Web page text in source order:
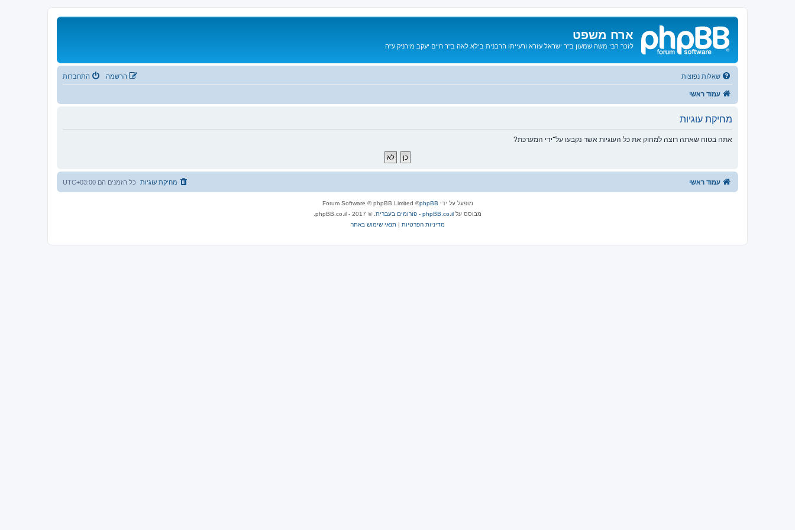
ארח משפט
לזכר רבי משה שמעון ב"ר ישראל עזרא ורעייתו הרבנית בילא לאה ב"ר חיים יעקב מירניק ע"ה
שאלות נפוצות התחברות הרשמה
עמוד ראשי
מחיקת עוגיות
אתה בטוח שאתה רוצה למחוק את כל העוגיות אשר נקבעו על־ידי המערכת?
עמוד ראשי כל הזמנים הם UTC+03:00 מחיקת עוגיות
מופעל על ידי phpBB
® Forum Software © phpBB Limited
מבוסס על phpBB.co.il - פורומים בעברית
. © 2017 - phpBB.co.il.
מדיניות הפרטיות |תנאי שימוש באתר